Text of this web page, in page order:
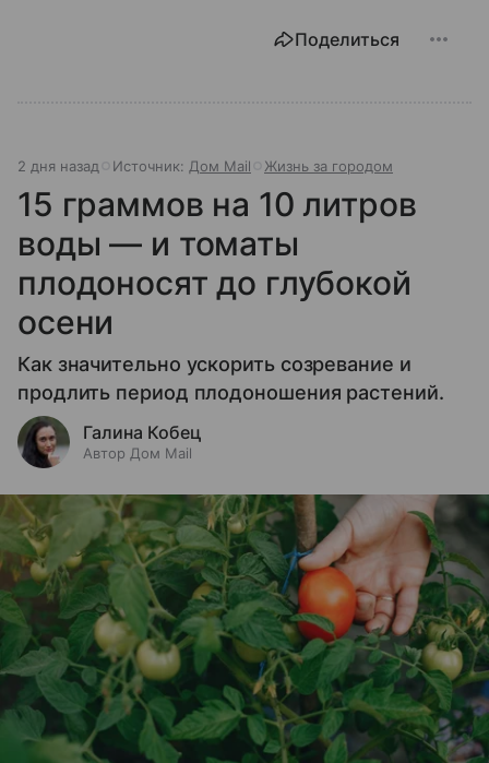
Поделиться
2 дня назад Источник: Дом Mail Жизнь за городом
15 граммов на 10 литров
воды — и томаты
плодоносят до глубокой
осени
Как значительно ускорить созревание и
продлить период плодоношения растений.
Галина Кобец
Автор Дом Mail